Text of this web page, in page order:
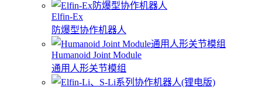
Elfin-Ex
防爆型协作机器人
Humanoid Joint Module
通用人形关节模组